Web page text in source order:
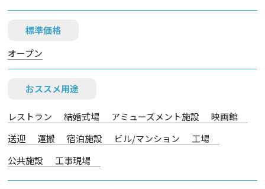
標準価格
オープン
おススメ用途
レストラン 結婚式場 アミューズメント施設
映画館
送迎
運搬 宿泊施設 ビル/マンション
工場
公共施設
工事現場